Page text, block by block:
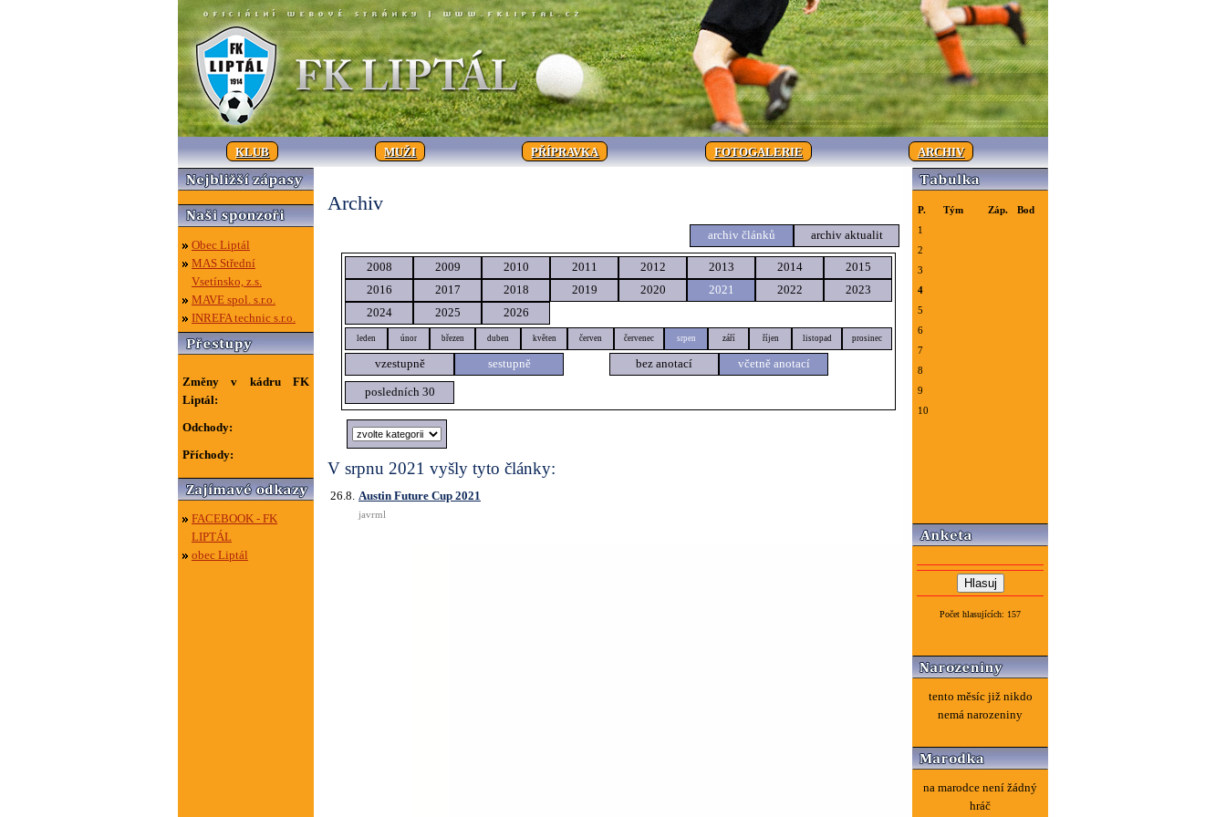
KLUB MUŽI PŘÍPRAVKA FOTOGALERIE ARCHIV
Obec Liptál
MAS Střední
Vsetínsko, z.s.
MAVE spol. s.r.o.
INREFA technic s.r.o.
Změny v kádru FK
Liptál:
Odchody:
Příchody:
FACEBOOK - FK
LIPTÁL
obec Liptál
Archiv
archiv článků archiv aktualit
2008 2009 2010 2011 2012 2013 2014
2015
2016
2017 2018 2019 2020 2021 2022
2023
2024
2025 2026
leden únor březen duben květen červen červenec srpen září říjen listopad prosinec
vzestupně sestupně bez anotací včetně anotací
posledních 30
V srpnu 2021 vyšly tyto články:
26.8. Austin Future Cup 2021
javrml
P. Tým Záp.
Bod
1
2
3
4
5
6
7
8
9
10
Počet hlasujících: 157
tento měsíc již nikdo
nemá narozeniny
na marodce není žádný
hráč